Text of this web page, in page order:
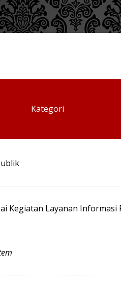
Kategori
Kegiatan Layanan Informasi